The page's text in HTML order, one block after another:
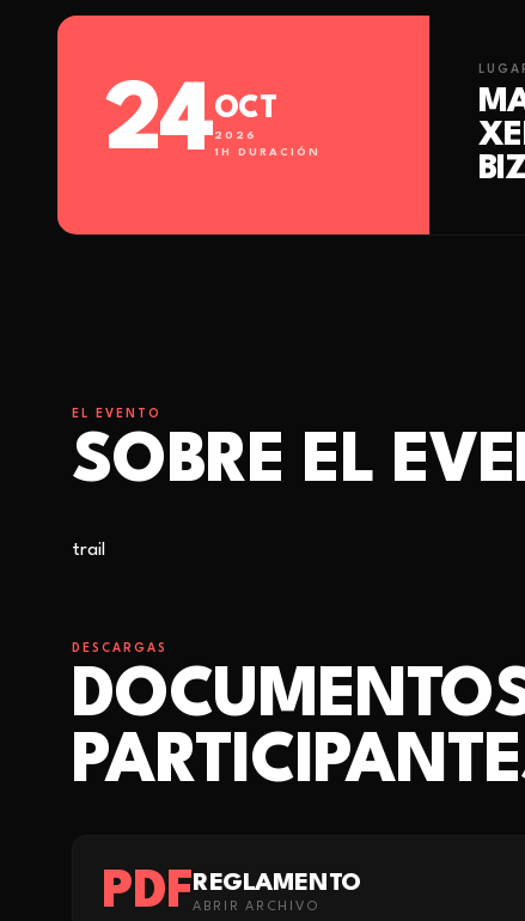
24OCT
2026
1 H DURACIÓN
EL EVENTO
SOBRE EL
trail
DESCARGAS
PDFREGLAMENTO
ABRIR ARCHIVO